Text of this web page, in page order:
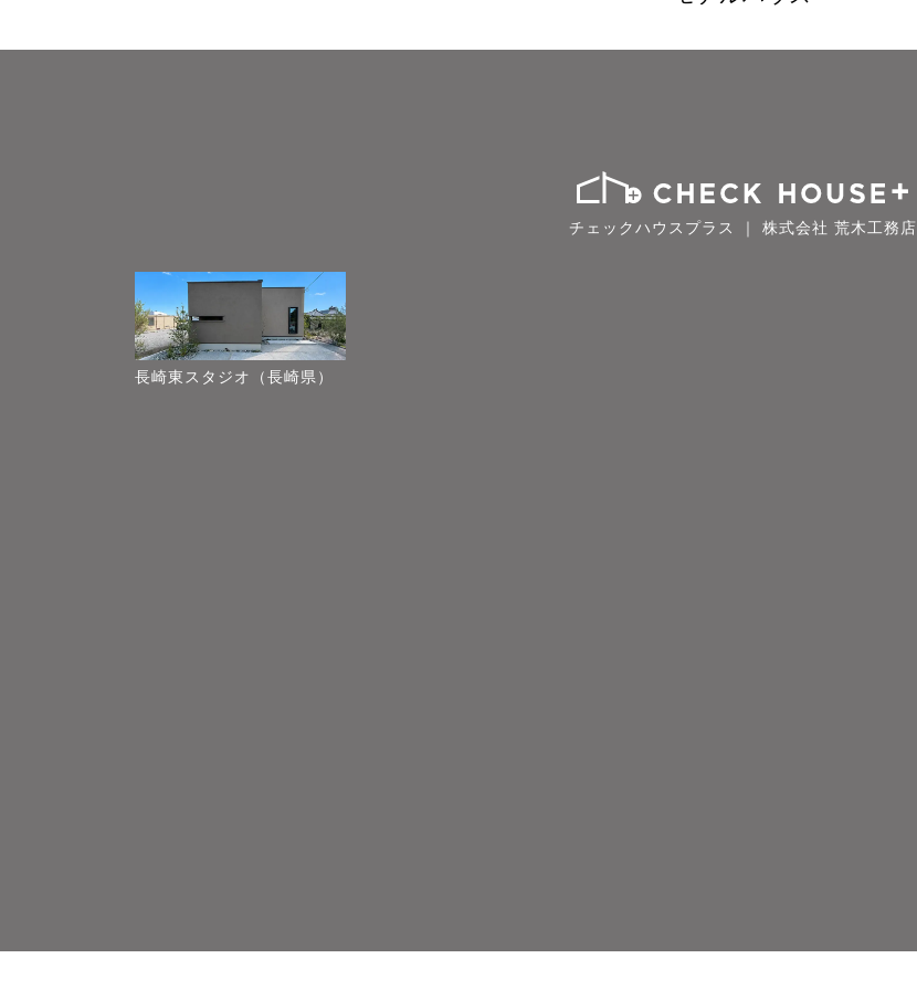
チェックハウスプラス ｜ 株式会社 荒木工務店
長崎東スタジオ（長崎県）